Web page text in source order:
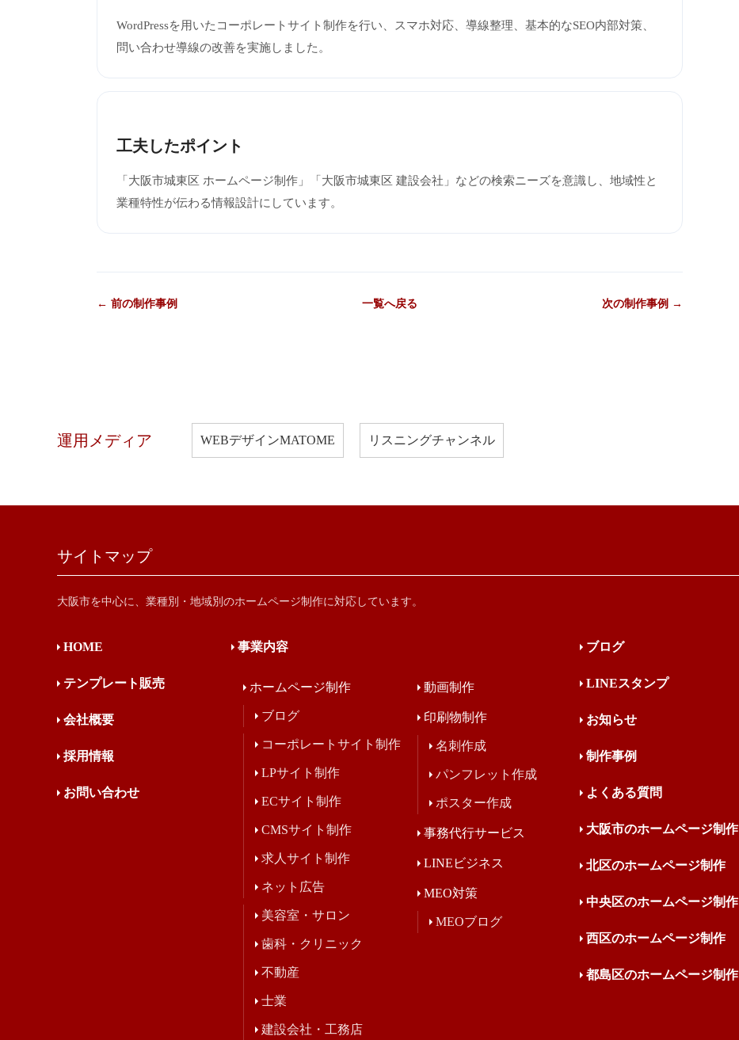
WordPressを用いたコーポレートサイト制作を行い、スマホ対応、導線整理、基本的なSEO内部対策、
問い合わせ導線の改善を実施しました。
工夫したポイント
「大阪市城東区 ホームページ制作」「大阪市城東区 建設会社」などの検索ニーズを意識し、地域性と
業種特性が伝わる情報設計にしています。
← 前の制作事例 一覧へ戻る 次の制作事例 →
運用メディア WEBデザインMATOME リスニングチャンネル
サイトマップ
大阪市を中心に、業種別・地域別のホームページ制作に対応しています。
HOME
テンプレート販売
会社概要
採用情報
お問い合わせ
事業内容
ホームページ制作
ブログ
コーポレートサイト制作
LPサイト制作
ECサイト制作
CMSサイト制作
求人サイト制作
ネット広告
美容室・サロン
歯科・クリニック
不動産
士業
建設会社・工務店
動画制作
印刷物制作
名刺作成
パンフレット作成
ポスター作成
事務代行サービス
LINEビジネス
MEO対策
MEOブログ
ブログ
LINEスタンプ
お知らせ
制作事例
よくある質問
大阪市のホームページ制作
北区のホームページ制作
中央区のホームページ制作
西区のホームページ制作
都島区のホームページ制作